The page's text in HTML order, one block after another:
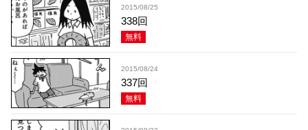
2015/08/25
338回
無料
2015/08/24
337回
無料